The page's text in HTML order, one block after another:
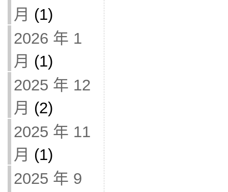
月 (1)
2026 年 1
月 (1)
2025 年 12
月 (2)
2025 年 11
月 (1)
2025 年 9